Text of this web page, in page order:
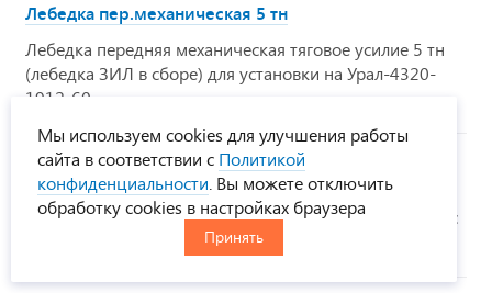
Лебедка пер.механическая 5 тн
Лебедка передняя механическая тяговое усилие 5 тн
(лебедка ЗИЛ в сборе) для установки на Урал-4320-
1912-60
Код: 6391
Лебедка перед. мех. 6тн
Лебедка перед. мех. тяговое усилие 6тн (Урал, реверс с
включением из кабины водителя, тросоукладчик)
Мы используем cookies для улучшения работы
сайта в соответствии с Политикой
конфиденциальности . Вы можете отключить
обработку cookies в настройках браузера
Принять